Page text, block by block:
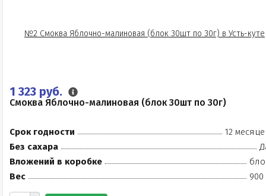
1 323 руб.
Смоква Яблочно-малиновая (блок 30шт по 30г)
Срок годности
12
Без сахара
Вложений в коробке
Вес
900